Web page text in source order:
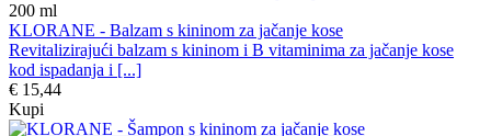
200 ml
KLORANE - Balzam s kininom za jačanje kose
Revitalizirajući balzam s kininom i B vitaminima za jačanje kose
kod ispadanja i [...]
€ 15,44
Kupi